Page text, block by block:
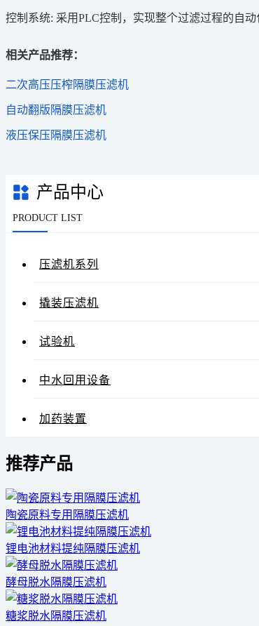
控制系统: 采用PLC控制，实现整个过滤过程的自
相关产品推荐：
二次高压压榨隔膜压滤机
自动翻版隔膜压滤机
液压保压隔膜压滤机
产品中心
PRODUCT LIST
压滤机系列
撬装压滤机
试验机
中水回用设备
加药装置
推荐产品
陶瓷原料专用隔膜压滤机
锂电池材料提纯隔膜压滤机
酵母脱水隔膜压滤机
糖浆脱水隔膜压滤机